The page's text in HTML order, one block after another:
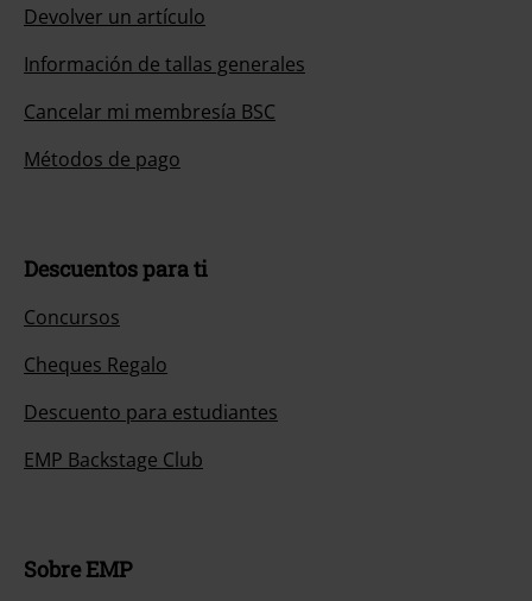
Devolver un artículo
Información de tallas generales
Cancelar mi membresía BSC
Métodos de pago
Descuentos para ti
Concursos
Cheques Regalo
Descuento para estudiantes
EMP Backstage Club
Sobre EMP